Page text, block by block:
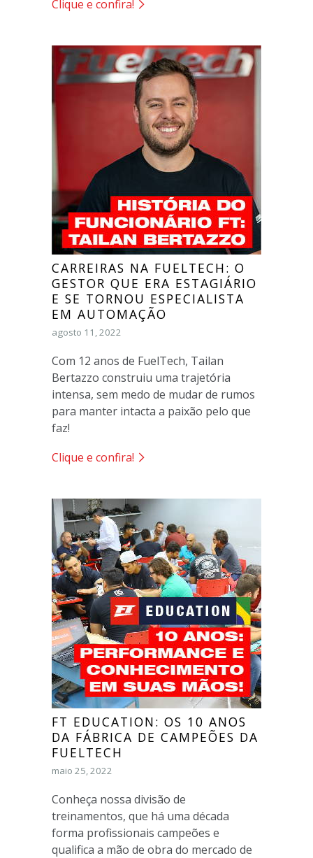
Clique e confira!
CARREIRAS NA FUELTECH: O
GESTOR QUE ERA ESTAGIÁRIO
E SE TORNOU ESPECIALISTA
EM AUTOMAÇÃO
agosto 11, 2022
Com 12 anos de FuelTech, Tailan
Bertazzo construiu uma trajetória
intensa, sem medo de mudar de rumos
para manter intacta a paixão pelo que
faz!
Clique e confira!
FT EDUCATION: OS 10 ANOS
DA FÁBRICA DE CAMPEÕES DA
FUELTECH
maio 25, 2022
Conheça nossa divisão de
treinamentos, que há uma década
forma profissionais campeões e
qualifica a mão de obra do mercado de